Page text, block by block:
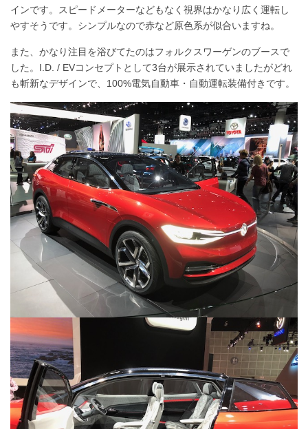
インです。スピードメーターなどもなく視界はかなり広く運転し
やすそうです。シンプルなので赤など原色系が似合いますね。
また、かなり注目を浴びてたのはフォルクスワーゲンのブースで
した。I.D. / EVコンセプトとして3台が展示されていましたがどれ
も斬新なデザインで、100%電気自動車・自動運転装備付きです。